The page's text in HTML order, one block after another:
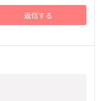
返信する